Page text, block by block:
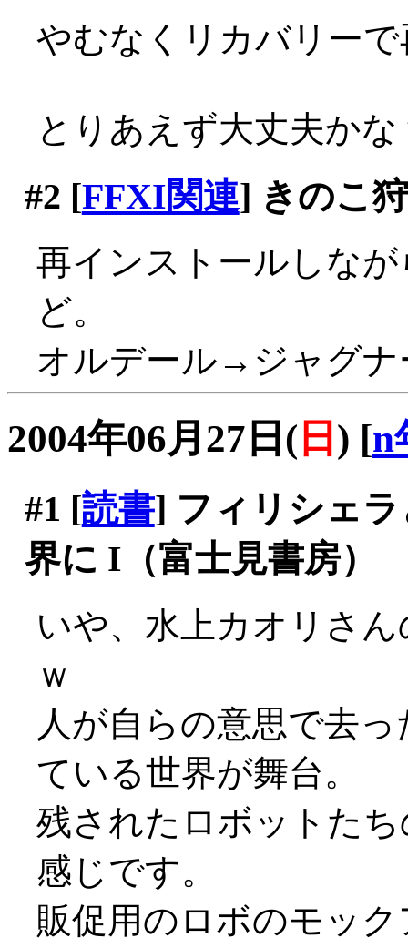
やむなくリカバリー
とりあえず大丈夫かな
#2 [FFXI関連] きのこ
再インストールしな
ど。
オルデール→ジャグナ
2004年06月27日( 日 ) [n
#1 [読書] フィリシェ
界に I（富士見書房）
いや、水上カオリさ
ｗ
人が自らの意思で去
ている世界が舞台。
残されたロボットた
感じです。
販促用のロボのモッ